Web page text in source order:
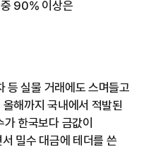
90% 이상은
등 실물 거래에도 스며들고
해까지 국내에서 적발된
한국보다 금값이
밀수 대금에 테더를 쓴